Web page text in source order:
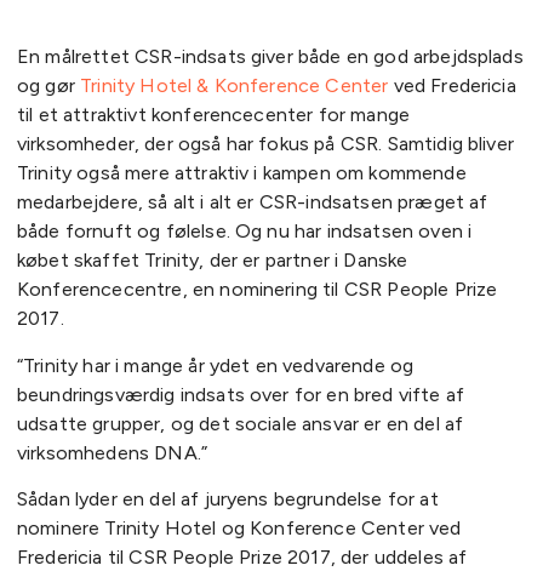
En målrettet CSR-indsats giver både en god arbejdsplads
og gør Trinity Hotel & Konference Center ved Fredericia
til et attraktivt konferencecenter for mange
virksomheder, der også har fokus på CSR. Samtidig bliver
Trinity også mere attraktiv i kampen om kommende
medarbejdere, så alt i alt er CSR-indsatsen præget af
både fornuft og følelse. Og nu har indsatsen oven i
købet skaffet Trinity, der er partner i Danske
Konferencecentre, en nominering til CSR People Prize
2017.
“Trinity har i mange år ydet en vedvarende og
beundringsværdig indsats over for en bred vifte af
udsatte grupper, og det sociale ansvar er en del af
virksomhedens DNA.”
Sådan lyder en del af juryens begrundelse for at
nominere Trinity Hotel og Konference Center ved
Fredericia til CSR People Prize 2017, der uddeles af